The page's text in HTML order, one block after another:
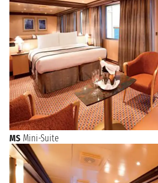
MS Mini-Suite